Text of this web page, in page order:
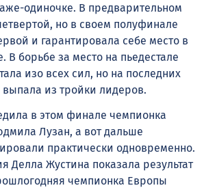
одиночке. В предварительном
но в своем полуфинале
и гарантировала себе место в
борьбе за место на пьедестале
изо всех сил, но на последних
выпала из тройки лидеров.
в этом финале чемпионка
Лузан, а вот дальше
практически одновременно.
Делла Жустина показала результат
чемпионка Европы